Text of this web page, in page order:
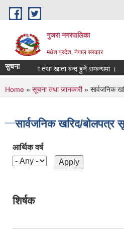
Skip to main content
गुजरा नगरपालिका
मधेश प्रदेश, नेपाल सरकार
सुचना
निकासा तथा खाता बन्द हुने सम्बन्धमा ।
You are here
Home » सूचना तथा जानकारी» सार्वजनिक
सार्वजनिक खरिद/बोलपत्र
आर्थिक वर्ष
शिर्षक